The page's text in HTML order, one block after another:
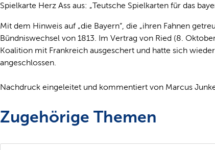
Spielkarte Herz Ass aus: „Teutsche Spielkarten für das
Mit dem Hinweis auf „die Bayern“, die „ihren Fahnen
Bündniswechsel von 1813. Im Vertrag von Ried (8.
Koalition mit Frankreich ausgeschert und hatte sich
angeschlossen.
Nachdruck eingeleitet und kommentiert von Marcus
Zugehörige Themen